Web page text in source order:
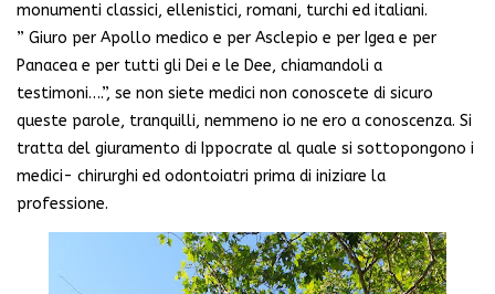
monumenti classici, ellenistici, romani, turchi ed italiani.
” Giuro per Apollo medico e per Asclepio e per Igea e per
Panacea e per tutti gli Dei e le Dee, chiamandoli a
testimoni….”, se non siete medici non conoscete di sicuro
queste parole, tranquilli, nemmeno io ne ero a conoscenza. Si
tratta del giuramento di Ippocrate al quale si sottopongono i
medici- chirurghi ed odontoiatri prima di iniziare la
professione.